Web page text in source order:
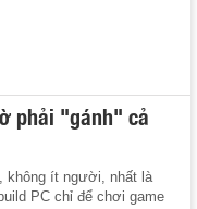
phải "gánh" cả
không ít người, nhất là
PC chỉ để chơi game